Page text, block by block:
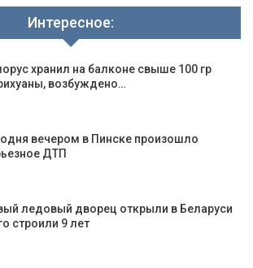
Интересное:
хранил на балконе свыше 100 гр
возбуждено…
вечером в Пинске произошло
ДТП
ледовый дворец открыли в Беларуси
строили 9 лет